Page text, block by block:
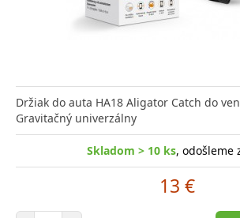
Držiak do auta HA18 Aligator Catch do
Gravitačný univerzálny
Skladom > 10 ks, odošleme
13 €